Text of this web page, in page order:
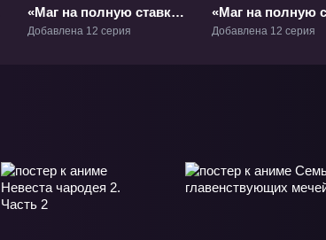
«Маг на полную ставку
4» ТВ-4
Добавлена 12 серия
«Маг на полную
5» ТВ-5
Добавлена 12 серия